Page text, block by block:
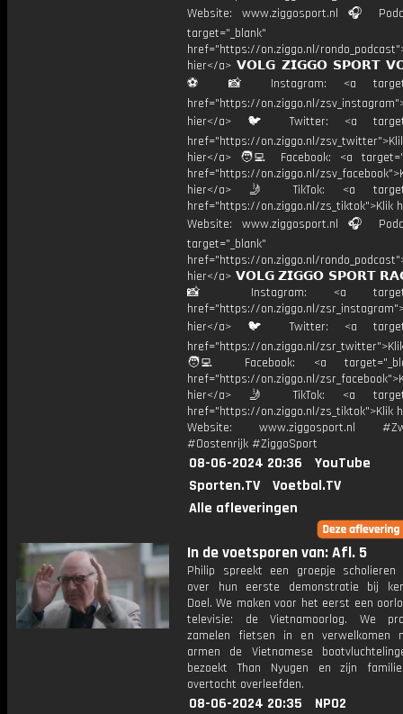
Website: www.ziggosport.nl 🎧
target="_blank"
href="https://on.ziggo.nl/
hier</a> 𝗩𝗢𝗟𝗚 𝗭𝗜𝗚𝗚𝗢 𝗦𝗣𝗢𝗥𝗧
⚽️ 📸 Instagram: <a
href="https://on.ziggo.nl/
hier</a> 🐦 Twitter: <a
href="https://on.ziggo.nl/
hier</a> 🧑‍💻 Facebook: <a
href="https://on.ziggo.nl/
hier</a> 🤳 TikTok: <a
href="https://on.ziggo.nl/zs_tiktok">Klik
Website: www.ziggosport.nl 🎧
target="_blank"
href="https://on.ziggo.nl/
hier</a> 𝗩𝗢𝗟𝗚 𝗭𝗜𝗚𝗚𝗢 𝗦𝗣𝗢𝗥𝗧
📸 Instagram: <a
href="https://on.ziggo.nl/
hier</a> 🐦 Twitter: <a
href="https://on.ziggo.nl/
🧑‍💻 Facebook: <a
href="https://on.ziggo.nl/
hier</a> 🤳 TikTok: <a
href="https://on.ziggo.nl/zs_tiktok">Klik
Website: www.ziggosport.nl
#Oostenrijk #ZiggoSport
08-06-2024 20:36
YouTube
Sporten.TV
Voetbal.TV
Alle afleveringen
In de voetsporen van: Afl. 5
Philip spreekt een groepje
over hun eerste demonstratie bij
Doel. We maken voor het eerst een
televisie: de Vietnamoorlog. We
zamelen fietsen in en verwelkomen
armen de Vietnamese
bezoekt Than Nyugen en zijn
overtocht overleefden.
08-06-2024 20:35
NPO2